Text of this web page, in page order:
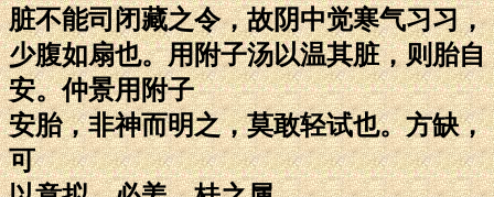
脏不能司闭藏之令，故阴中觉寒气习习，
少腹如扇也。用附子汤以温其脏，则胎自
安。仲景用附子
安胎，非神而明之，莫敢轻试也。方缺，
可